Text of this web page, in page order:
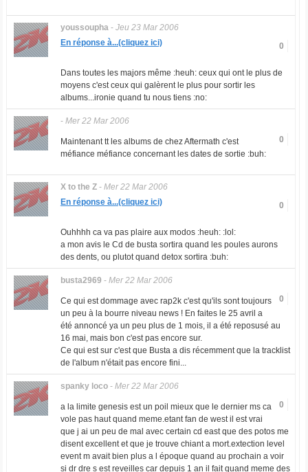
youssoupha- Jeu 23 Mar 2006
0
En réponse à...(cliquez ici)
Dans toutes les majors même :heuh: ceux qui ont le plus de
moyens c'est ceux qui galèrent le plus pour sortir les
albums...ironie quand tu nous tiens :no:
- Mer 22 Mar 2006
0
Maintenant tt les albums de chez Aftermath c'est
méfiance méfiance concernant les dates de sortie :buh:
X to the Z- Mer 22 Mar 2006
0
En réponse à...(cliquez ici)
Ouhhhh ca va pas plaire aux modos :heuh: :lol:
a mon avis le Cd de busta sortira quand les poules aurons
des dents, ou plutot quand detox sortira :buh:
busta2969 - Mer 22 Mar 2006
0
Ce qui est dommage avec rap2k c'est qu'ils sont toujours
un peu à la bourre niveau news ! En faites le 25 avril a
été annoncé ya un peu plus de 1 mois, il a été reposusé au
16 mai, mais bon c'est pas encore sur.
Ce qui est sur c'est que Busta a dis récemment que la tracklist
de l'album n'était pas encore fini...
spanky loco- Mer 22 Mar 2006
0
a la limite genesis est un poil mieux que le dernier ms ca
vole pas haut quand meme.etant fan de west il est vrai
que j ai un peu de mal avec certain cd east que des potos me
disent excellent et que je trouve chiant a mort.extection level
event m avait bien plus a l époque quand au prochain a voir
si dr dre s est reveilles car depuis 1 an il fait quand meme des